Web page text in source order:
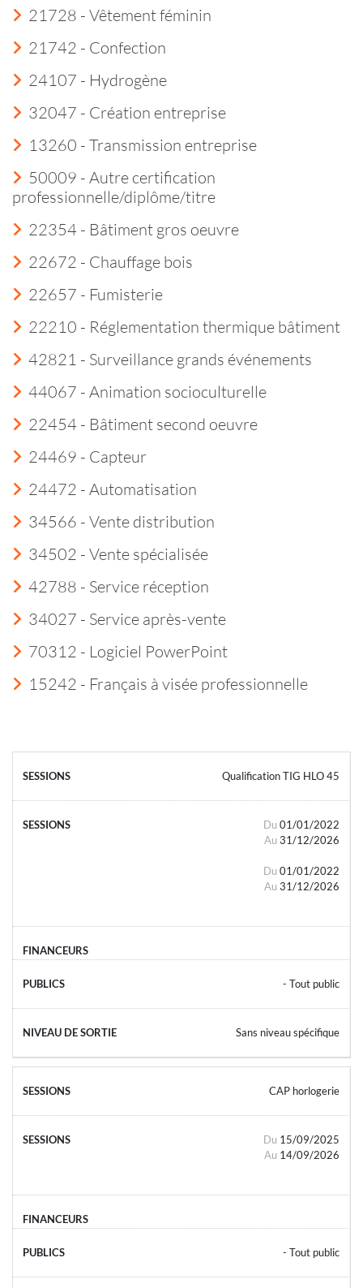
21728 - Vêtement féminin
21742 - Confection
24107 - Hydrogène
32047 - Création entreprise
13260 - Transmission entreprise
50009 - Autre certification
professionnelle/diplôme/titre
22354 - Bâtiment gros oeuvre
22672 - Chauffage bois
22657 - Fumisterie
22210 - Réglementation thermique bâtiment
42821 - Surveillance grands événements
44067 - Animation socioculturelle
22454 - Bâtiment second oeuvre
24469 - Capteur
24472 - Automatisation
34566 - Vente distribution
34502 - Vente spécialisée
42788 - Service réception
34027 - Service après-vente
70312 - Logiciel PowerPoint
15242 - Français à visée professionnelle
Qualification TIG HLO 45
Du 01/01/2022
Au 31/12/2026
Du 01/01/2022
Au 31/12/2026
- Tout public
Sans niveau spécifique
CAP horlogerie
Du 15/09/2025
Au 14/09/2026
- Tout public